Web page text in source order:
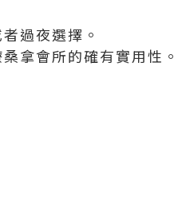
過夜選擇。
拿會所的確有實用性。